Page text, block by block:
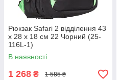
Рюкзак Safari 2 відділення 43
х 28 х 18 см 22 Чорний (25-
116L-1)
В наявності
1 268 ₴ 1 585 ₴